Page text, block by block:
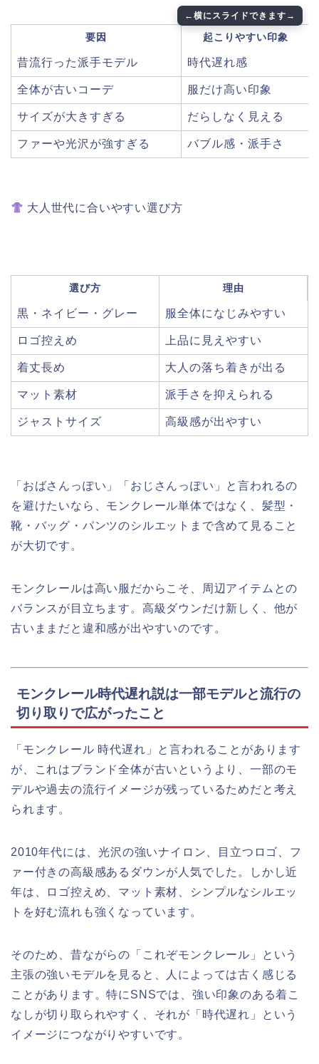
要因 起こりやすい印象
昔流行った派手モデル 時代遅れ感
全体が古いコーデ 服だけ高い印象
サイズが大きすぎる だらしなく見える
ファーや光沢が強すぎる バブル感・派手さ
大人世代に合いやすい選び方
選び方 理由
黒・ネイビー・グレー 服全体になじみやすい
ロゴ控えめ 上品に見えやすい
着丈長め 大人の落ち着きが出る
マット素材 派手さを抑えられる
ジャストサイズ 高級感が出やすい
「おばさんっぽい」「おじさんっぽい」と言われるの
を避けたいなら、モンクレール単体ではなく、髪型・
靴・バッグ・パンツのシルエットまで含めて見ること
が大切です。
モンクレールは高い服だからこそ、周辺アイテムとの
バランスが目立ちます。高級ダウンだけ新しく、他が
古いままだと違和感が出やすいのです。
モンクレール時代遅れ説は一部モデルと流行の
切り取りで広がったこと
「モンクレール 時代遅れ」と言われることがあります
が、これはブランド全体が古いというより、一部のモ
デルや過去の流行イメージが残っているためだと考え
られます。
2010年代には、光沢の強いナイロン、目立つロゴ、フ
ァー付きの高級感あるダウンが人気でした。しかし近
年は、ロゴ控えめ、マット素材、シンプルなシルエッ
トを好む流れも強くなっています。
そのため、昔ながらの「これぞモンクレール」という
主張の強いモデルを見ると、人によっては古く感じる
ことがあります。特にSNSでは、強い印象のある着こ
なしが切り取られやすく、それが「時代遅れ」という
イメージにつながりやすいです。